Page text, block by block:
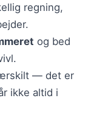
regning,
og bed
— det er
ikke altid i